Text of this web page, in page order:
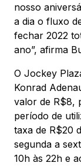
nosso
a dia o fluxo
fechar 2022
ano”, afirma
O Jockey
Konrad
valor de R$8,
período de
taxa de R$20
segunda a
10h às 22h e